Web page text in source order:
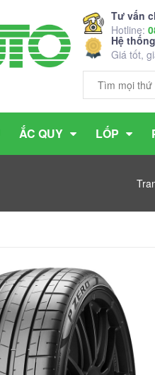
Tư vấn
Hotline:
Hệ
Giá tốt,
ẮC QUY LỐP